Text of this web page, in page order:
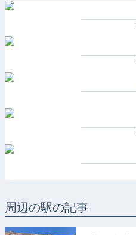
周辺の駅の記事